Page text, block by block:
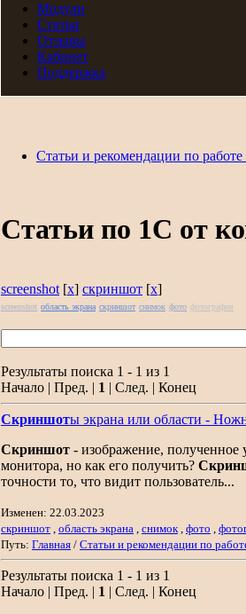
Модули
Статьи
Отзывы
Кабинет
Поддержка
Статьи и рекомендации по
Статьи по 1С от
screenshot [x] скриншот [x]
screenshot область экрана скриншот снимок фото фотография
Результаты поиска 1 - 1 из 1
Начало | Пред. | 1 | След. | Конец
Скриншоты экрана или области -
Скриншот - изображение, полученное
монитора, но как его получить?
точности то, что видит пользователь...
Изменен: 22.03.2023
скриншот область экрана снимок фото
Путь: Главная / Статьи и рекомендации по
Результаты поиска 1 - 1 из 1
Начало | Пред. | 1 | След. | Конец